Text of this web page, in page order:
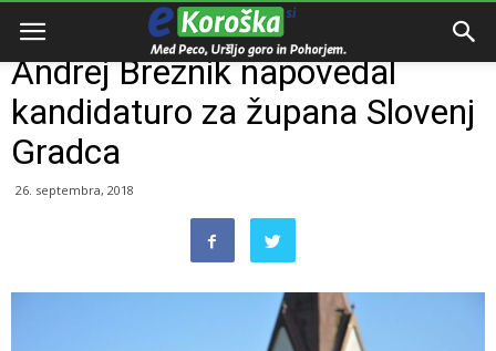
Domov
Andrej Breznik napovedal
kandidaturo za župana Slovenj
Gradca
26. septembra, 2018